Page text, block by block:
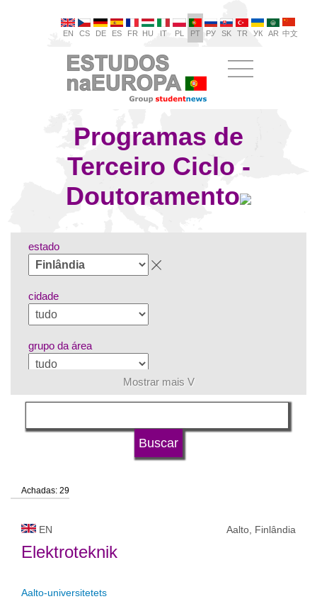
EN CS DE ES FR HU IT PL PT РУ SK TR УК AR 中文
Programas de
Terceiro Ciclo -
Doutoramento
estado
cidade
grupo da área
língua
Mostrar mais V
Achadas: 29
EN Aalto, Finlândia
Elektroteknik
Aalto-universitetets